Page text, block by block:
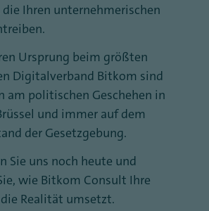
Ihren unternehmerischen
Ursprung beim größten
Digitalverband Bitkom sind
am politischen Geschehen in
und immer auf dem
der Gesetzgebung.
Sie uns noch heute und
wie Bitkom Consult Ihre
Realität umsetzt.